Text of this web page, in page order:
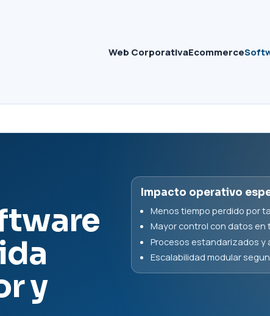
Web CorporativaEcommerce
y
Impacto operativo
Menos tiempo perdido por
Mayor control con datos en
Procesos estandarizados y
Escalabilidad modular